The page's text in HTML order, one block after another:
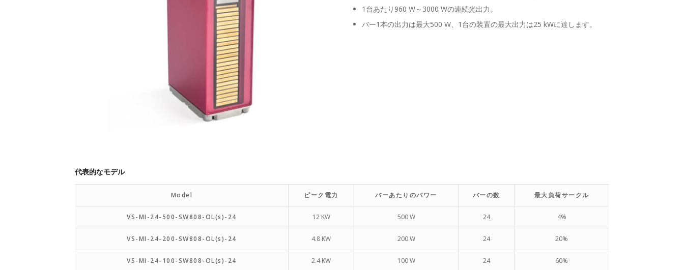
1台あたり960 W～3000 Wの連続光出力。
バー1本の出力は最大500 W、1台の装置の最大出力は25 kWに達します。
代表的なモデル
Model ピーク電力 バーあたりのパワー バーの数 最大負荷サークル
VS-MI-24-500-SW808-OL(s)-24 12 KW 500 W 24 4%
VS-MI-24-200-SW808-OL(s)-24 4.8 KW 200 W 24 20%
VS-MI-24-100-SW808-OL(s)-24 2.4 KW 100 W 24 60%